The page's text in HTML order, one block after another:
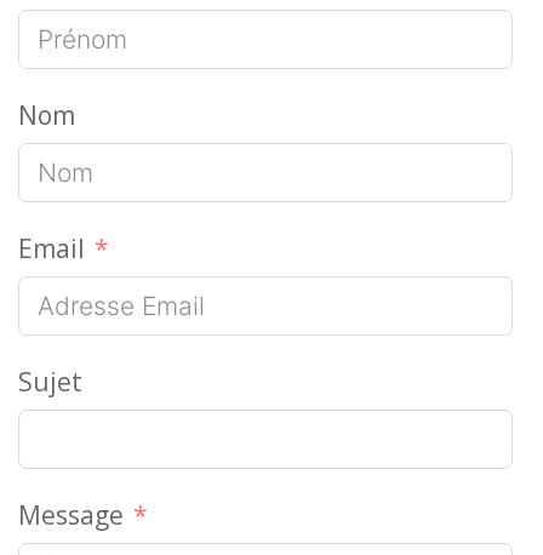
Nom
Email
Sujet
Message